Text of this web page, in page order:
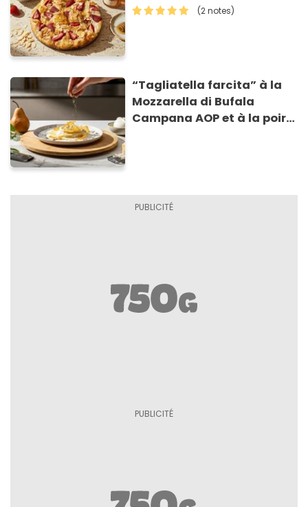
(2 notes)
“Tagliatella farcita” à la
Mozzarella di Bufala
Campana AOP et à la poire